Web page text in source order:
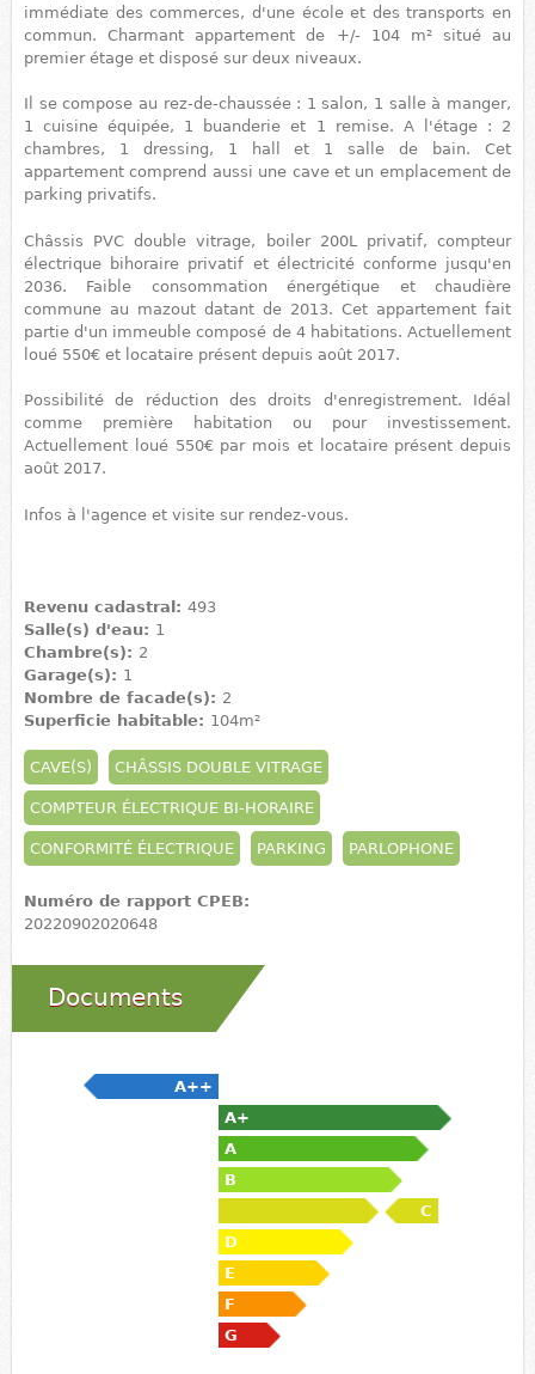
immédiate des commerces, d'une école et des transports en
commun. Charmant appartement de +/- 104 m² situé au
premier étage et disposé sur deux niveaux.
Il se compose au rez-de-chaussée : 1 salon, 1 salle à manger,
1 cuisine équipée, 1 buanderie et 1 remise. A l'étage : 2
chambres, 1 dressing, 1 hall et 1 salle de bain. Cet
appartement comprend aussi une cave et un emplacement de
parking privatifs.
Châssis PVC double vitrage, boiler 200L privatif, compteur
électrique bihoraire privatif et électricité conforme jusqu'en
2036. Faible consommation énergétique et chaudière
commune au mazout datant de 2013. Cet appartement fait
partie d'un immeuble composé de 4 habitations. Actuellement
loué 550€ et locataire présent depuis août 2017.
Possibilité de réduction des droits d'enregistrement. Idéal
comme première habitation ou pour investissement.
Actuellement loué 550€ par mois et locataire présent depuis
août 2017.
Infos à l'agence et visite sur rendez-vous.
Revenu cadastral: 493
Salle(s) d'eau: 1
Chambre(s): 2
Garage(s): 1
Nombre de facade(s): 2
Superficie habitable: 104m²
CAVE(S) CHÂSSIS DOUBLE VITRAGE
COMPTEUR ÉLECTRIQUE BI-HORAIRE
CONFORMITÉ ÉLECTRIQUE PARKING PARLOPHONE
Numéro de rapport CPEB:
20220902020648
Documents
A++
A+
A
B
C
D
E
F
G